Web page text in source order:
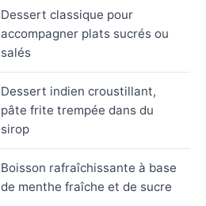
Dessert classique pour
accompagner plats sucrés ou
salés
Dessert indien croustillant,
pâte frite trempée dans du
sirop
Boisson rafraîchissante à base
de menthe fraîche et de sucre